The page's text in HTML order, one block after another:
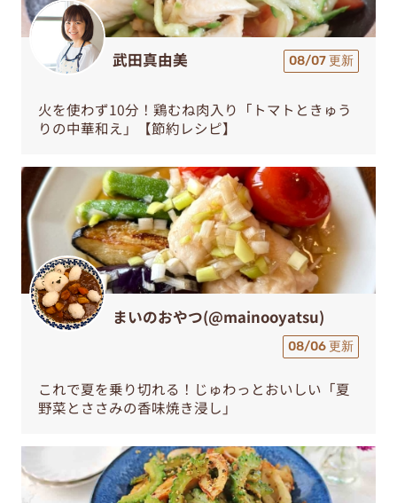
武田真由美 08/07 更新
火を使わず10分！鶏むね肉入り「トマトときゅう
りの中華和え」【節約レシピ】
まいのおやつ(@mainooyatsu)
08/06 更新
これで夏を乗り切れる！じゅわっとおいしい「夏
野菜とささみの香味焼き浸し」